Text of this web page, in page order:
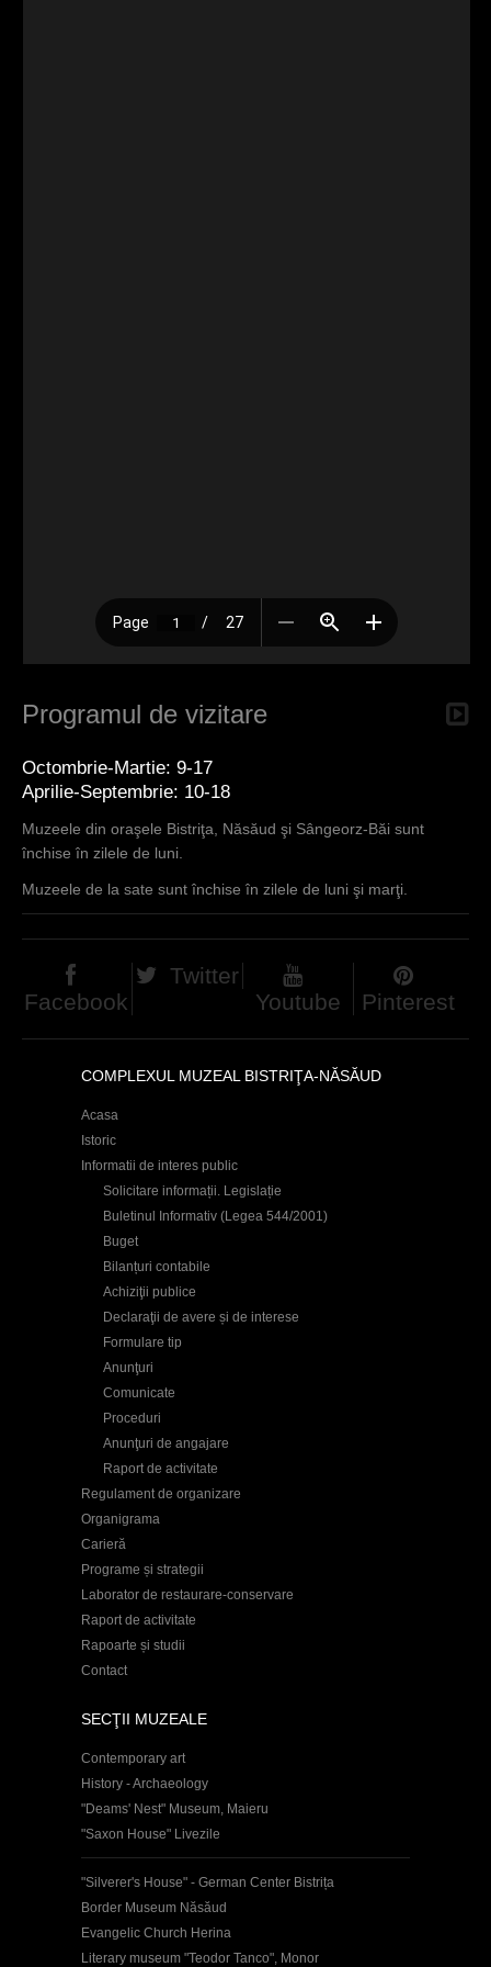
Programul de vizitare
Octombrie-Martie: 9-17
Aprilie-Septembrie: 10-18
Muzeele din oraşele Bistriţa, Năsăud şi Sângeorz-Băi sunt
închise în zilele de luni.
Muzeele de la sate sunt închise în zilele de luni şi marţi.
Facebook
Twitter
Youtube
Pinterest
COMPLEXUL MUZEAL BISTRIŢA-NĂSĂUD
Acasa
Istoric
Informatii de interes public
Solicitare informații. Legislație
Buletinul Informativ (Legea 544/2001)
Buget
Bilanțuri contabile
Achiziţii publice
Declaraţii de avere și de interese
Formulare tip
Anunţuri
Comunicate
Proceduri
Anunţuri de angajare
Raport de activitate
Regulament de organizare
Organigrama
Carieră
Programe și strategii
Laborator de restaurare-conservare
Raport de activitate
Rapoarte și studii
Contact
SECŢII MUZEALE
Contemporary art
History - Archaeology
"Deams' Nest" Museum, Maieru
"Saxon House" Livezile
"Silverer's House" - German Center Bistrița
Border Museum Năsăud
Evangelic Church Herina
Literary museum "Teodor Tanco", Monor